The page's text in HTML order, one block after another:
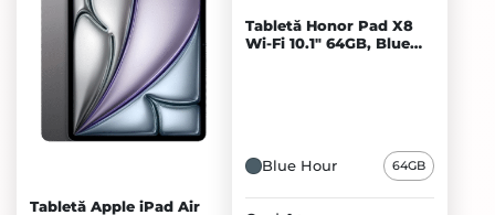
Tabletă Apple iPad Air
Tabletă Honor Pad X8
Wi-Fi 10.1" 64GB, Blue
Blue Hour 64GB